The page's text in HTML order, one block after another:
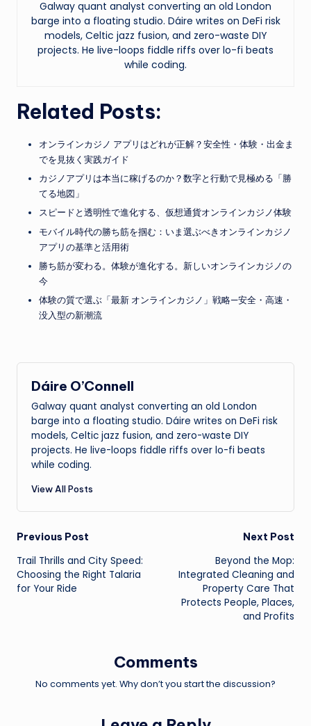
Galway quant analyst converting an old London
barge into a floating studio. Dáire writes on DeFi risk
models, Celtic jazz fusion, and zero-waste DIY
projects. He live-loops fiddle riffs over lo-fi beats
while coding.
Related Posts:
オンラインカジノ アプリはどれが正解？安全性・体験・出金ま
でを見抜く実践ガイド
カジノアプリは本当に稼げるのか？数字と行動で見極める「勝
てる地図」
スピードと透明性で進化する、仮想通貨オンラインカジノ体験
モバイル時代の勝ち筋を掴む：いま選ぶべきオンラインカジノ
アプリの基準と活用術
勝ち筋が変わる。体験が進化する。新しいオンラインカジノの
今
体験の質で選ぶ「最新 オンラインカジノ」戦略—安全・高速・
没入型の新潮流
Dáire O’Connell
Galway quant analyst converting an old London
barge into a floating studio. Dáire writes on DeFi risk
models, Celtic jazz fusion, and zero-waste DIY
projects. He live-loops fiddle riffs over lo-fi beats
while coding.
View All Posts
Post
navigation
Previous Post
Trail Thrills and City Speed:
Choosing the Right Talaria
for Your Ride
Next Post
Beyond the Mop:
Integrated Cleaning and
Property Care That
Protects People, Places,
and Profits
Comments
No comments yet. Why don’t you start the discussion?